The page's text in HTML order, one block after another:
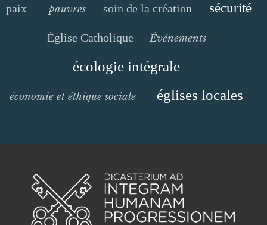
paix pauvres soin de la création sécurité
Église Catholique Événements
écologie intégrale
économie et éthique sociale églises locales